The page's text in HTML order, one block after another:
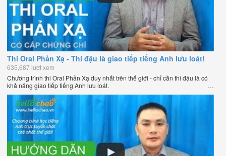
Thi Oral Phản Xạ - Thi đậu là giao tiếp tiếng Anh lưu loát!
635,687 lượt xem
Chương trình thi Oral Phản Xạ duy nhất trên thế giới - chỉ cần thi đậu là có
khả năng giao tiếp tiếng Anh lưu loát.